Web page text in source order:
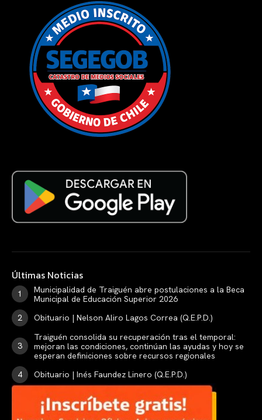
Últimas Noticias
Municipalidad de Traiguén abre postulaciones a la Beca
Municipal de Educación Superior 2026
Obituario | Nelson Aliro Lagos Correa (Q.E.P.D.)
Traiguén consolida su recuperación tras el temporal:
mejoran las condiciones, continúan las ayudas y hoy se
esperan definiciones sobre recursos regionales
Obituario | Inés Faundez Linero (Q.E.P.D.)